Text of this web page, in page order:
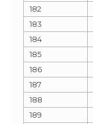
182
183
184
185
186
187
188
189